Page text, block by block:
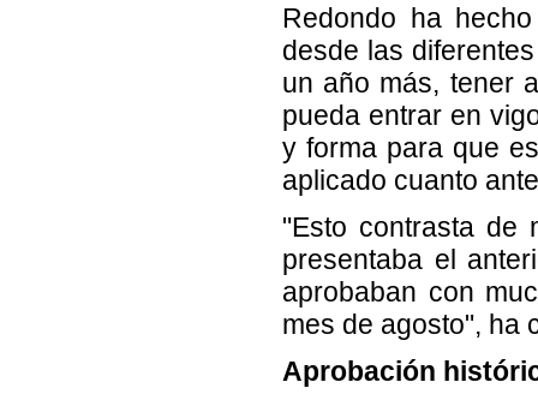
Redondo ha
desde las
un año más, tener
pueda entrar en
y forma para que
aplicado cuanto
"Esto contrasta de
presentaba el
aprobaban con
mes de agosto", ha
Aprobación